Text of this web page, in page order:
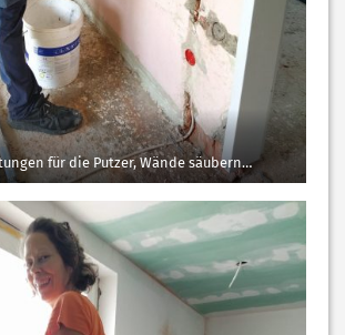
für die Putzer, Wände säubern…